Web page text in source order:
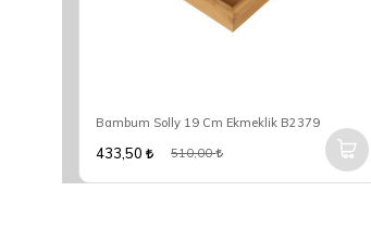
Bambum Solly 19 Cm Ekmeklik B2379
433,50 510,00